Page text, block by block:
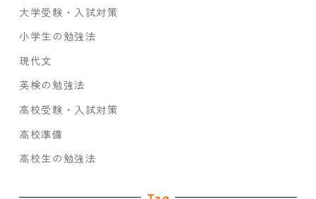
大学受験・入試対策
小学生の勉強法
現代文
英検の勉強法
高校受験・入試対策
高校準備
高校生の勉強法